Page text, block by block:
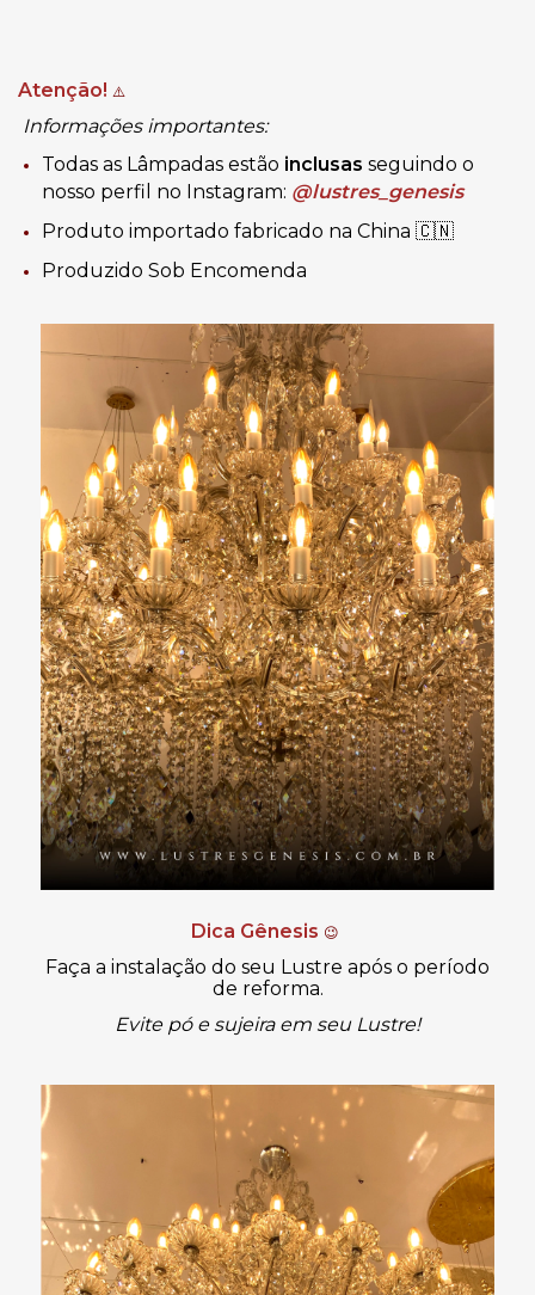
Atenção! ⚠️
Informações importantes:
Todas as Lâmpadas estão inclusas seguindo o
nosso perfil no Instagram: @lustres_genesis
Produto importado fabricado na China 🇨🇳
Produzido Sob Encomenda
Dica Gênesis 😉
Faça a instalação do seu Lustre após o período
de reforma.
Evite pó e sujeira em seu Lustre!